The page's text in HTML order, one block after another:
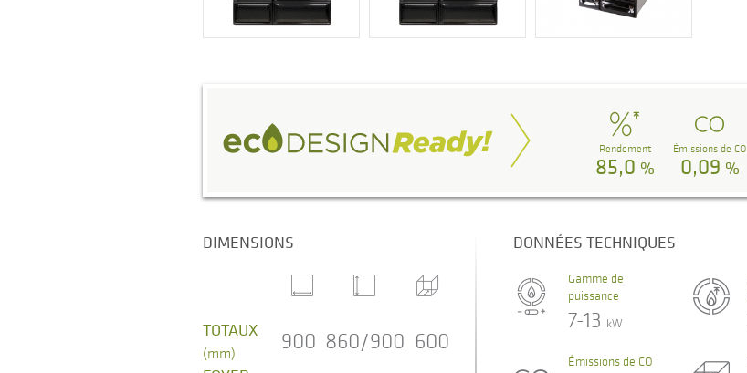
Rendement
85,0 %
Émissions de CO
0,09 %
DIMENSIONS
TOTAUX
(mm) 900 860/900 600
DONNÉES TECHNIQUES
Gamme de
puissance
7-13 kW
Émissions de CO